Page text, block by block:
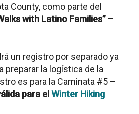
County, como parte del
with Latino Families” –
un registro por separado ya
preparar la logística de la
es para la Caminata #5 –
para el Winter Hiking